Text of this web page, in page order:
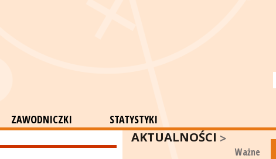
ZAWODNICZKI STATYSTYKI
AKTUALNOŚCI
Ważne